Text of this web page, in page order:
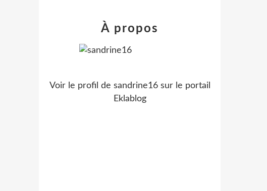
À propos
Voir le profil de sandrine16sur le portail
Eklablog